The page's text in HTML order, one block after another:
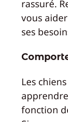
rassuré.
vous
ses
Les
fonction